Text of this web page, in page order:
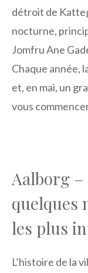
détroit de
nocturne,
Jomfru Ane
Chaque année,
et, en mai, un
vous
Aalborg
quelques
les plus
L’histoire de la